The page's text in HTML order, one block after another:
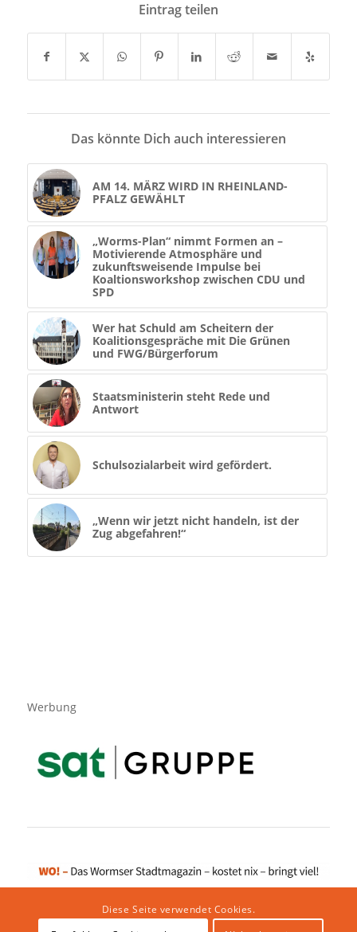
Eintrag teilen
Das könnte Dich auch interessieren
AM 14. MÄRZ WIRD IN RHEINLAND-
PFALZ GEWÄHLT
„Worms-Plan“ nimmt Formen an –
Motivierende Atmosphäre und
zukunftsweisende Impulse bei
Koaltionsworkshop zwischen CDU und
SPD
Wer hat Schuld am Scheitern der
Koalitionsgespräche mit Die Grünen
und FWG/Bürgerforum
Staatsministerin steht Rede und
Antwort
Schulsozialarbeit wird gefördert.
„Wenn wir jetzt nicht handeln, ist der
Zug abgefahren!“
Werbung
Diese Seite verwendet Cookies.